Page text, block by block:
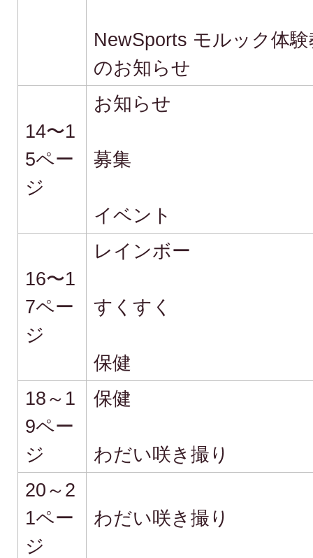
NewSports モルック体験
のお知らせ
14〜1
5ペー
ジ
お知らせ
募集
イベント
16〜1
7ペー
ジ
レインボー
すくすく
保健
18～1
9ペー
ジ
保健
わだい咲き撮り
20～2
1ペー
ジ
わだい咲き撮り